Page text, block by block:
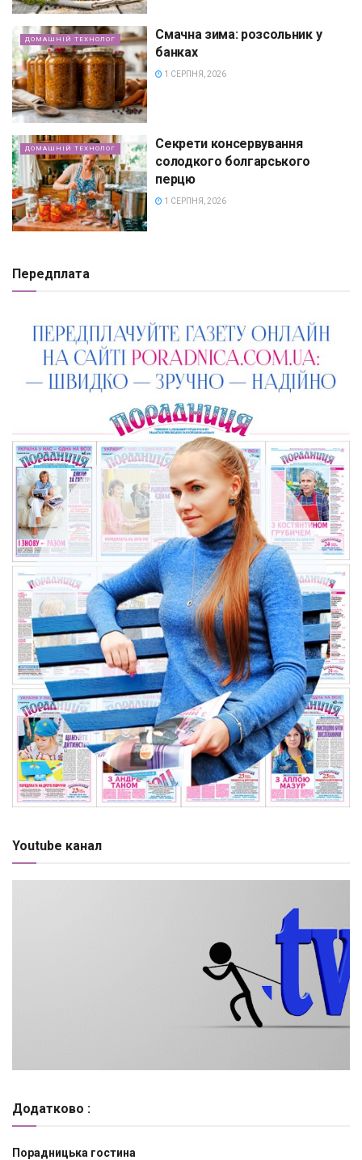
ДОМАШНІЙ ТЕХНОЛОГ
Смачна зима: розсольник у
банках
1 СЕРПНЯ, 2026
ДОМАШНІЙ ТЕХНОЛОГ
Секрети консервування
солодкого болгарського
перцю
1 СЕРПНЯ, 2026
Передплата
Youtube канал
Додатково :
Порадницька гостина